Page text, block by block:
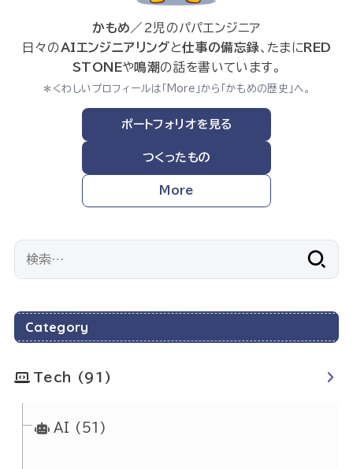
かもめ ／2児のパパエンジニア
日々のAIエンジニアリングと仕事の備忘録、たまにRED
STONEや鳴潮の話を書いています。
＊くわしいプロフィールは「More」から「かもめの歴史」へ。
ポートフォリオを見る
つくったもの
More
Category
Tech (91)
AI (51)